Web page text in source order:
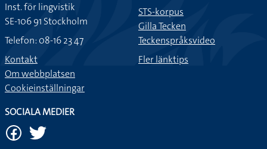
Inst. för lingvistik
SE-106 91 Stockholm
Telefon: 08-16 23 47
Kontakt
Om webbplatsen
Cookieinställningar
STS-korpus
Gilla Tecken
Teckenspråksvideo
Fler länktips
SOCIALA MEDIER